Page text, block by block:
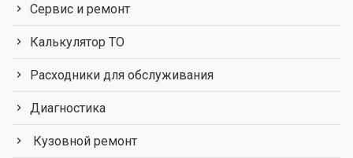
Сервис и ремонт
Калькулятор ТО
Расходники для обслуживания
Диагностика
Кузовной ремонт